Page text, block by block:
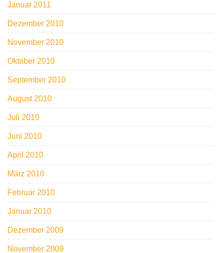
Januar 2011
Dezember 2010
November 2010
Oktober 2010
September 2010
August 2010
Juli 2010
Juni 2010
April 2010
März 2010
Februar 2010
Januar 2010
Dezember 2009
November 2009